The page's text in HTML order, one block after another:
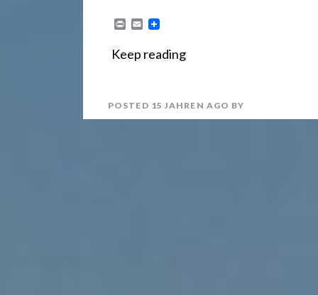
h
n
E
i
Keep reading
POSTED 15 JAHREN AGO BY